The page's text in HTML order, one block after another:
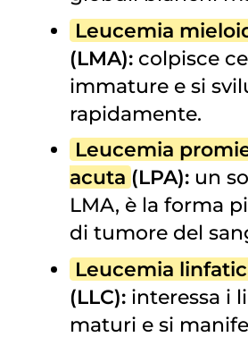
Leucemia
(LMA):colpisce
immature e si
rapidamente.
Leucemia
acuta (LPA):un
LMA, è la forma
di tumore del
Leucemia
(LLC):interessa i
maturi e si